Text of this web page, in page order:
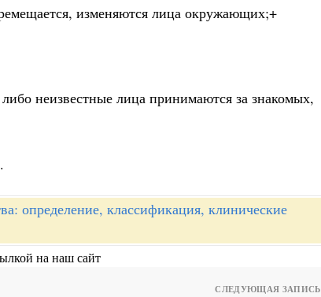
изменяются лица окружающих;+
неизвестные лица принимаются за знакомых,
определение, классификация, клинические
на наш сайт
СЛЕДУЮЩАЯ ЗАПИСЬ